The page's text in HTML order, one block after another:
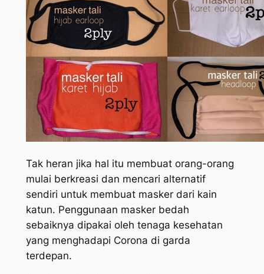
Tak heran jika hal itu membuat orang-orang
mulai berkreasi dan mencari alternatif
sendiri untuk membuat masker dari kain
katun. Penggunaan masker bedah
sebaiknya dipakai oleh tenaga kesehatan
yang menghadapi Corona di garda
terdepan.